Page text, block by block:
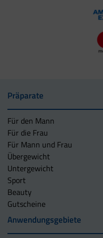
Präparate
Für den Mann
Für die Frau
Für Mann und Frau
Übergewicht
Untergewicht
Sport
Beauty
Gutscheine
Anwendungsgebiete